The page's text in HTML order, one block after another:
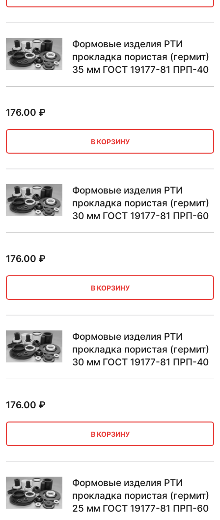
Формовые изделия РТИ
прокладка пористая (гермит)
35 мм ГОСТ 19177-81 ПРП-40
176.00 ₽
В КОРЗИНУ
Формовые изделия РТИ
прокладка пористая (гермит)
30 мм ГОСТ 19177-81 ПРП-60
176.00 ₽
В КОРЗИНУ
Формовые изделия РТИ
прокладка пористая (гермит)
30 мм ГОСТ 19177-81 ПРП-40
176.00 ₽
В КОРЗИНУ
Формовые изделия РТИ
прокладка пористая (гермит)
25 мм ГОСТ 19177-81 ПРП-60